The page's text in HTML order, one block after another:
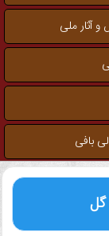
آثار ملی
بافی
گل